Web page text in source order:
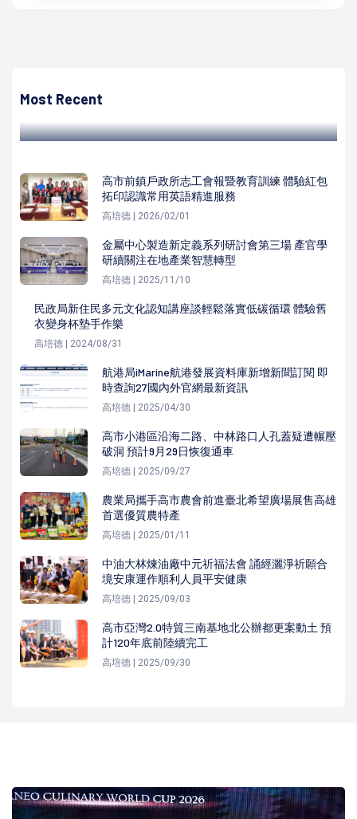
Most Recent
直播商機
高市前鎮戶政所志工會報暨教育訓練 體驗紅包
拓印認識常用英語精進服務
高培德 | 2026/02/01
金屬中心製造新定義系列研討會第三場 產官學
研續關注在地產業智慧轉型
高培德 | 2025/11/10
民政局新住民多元文化認知講座談輕鬆落實低碳循環 體驗舊
衣變身杯墊手作樂
高培德 | 2024/08/31
航港局iMarine航港發展資料庫新增新聞訂閱 即
時查詢27國內外官網最新資訊
高培德 | 2025/04/30
高市小港區沿海二路、中林路口人孔蓋疑遭輾壓
破洞 預計9月29日恢復通車
高培德 | 2025/09/27
農業局攜手高市農會前進臺北希望廣場展售高雄
首選優質農特產
高培德 | 2025/01/11
中油大林煉油廠中元祈福法會 誦經灑淨祈願合
境安康運作順利人員平安健康
高培德 | 2025/09/03
高市亞灣2.0特貿三南基地北公辦都更案動土 預
計120年底前陸續完工
高培德 | 2025/09/30